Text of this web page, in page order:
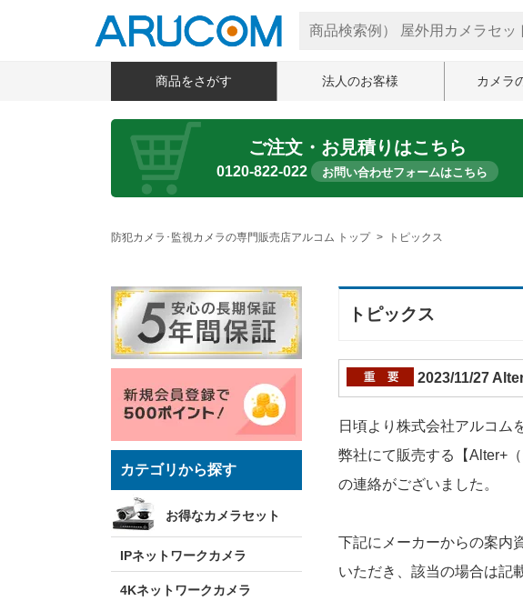
商品をさがす 法人のお客様 カメラ
ご注文・お見積りはこちら
0120-822-022 お問い合わせフォームはこちら
防犯カメラ･監視カメラの専門販売店アルコム トップ トピックス
カテゴリから探す
お得なカメラセット
IPネットワークカメラ
4Kネットワークカメラ
トピックス
2023/11/27
日頃より株式会社アルコム
弊社にて販売する【Alter+
の連絡がございました。
下記にメーカーからの案内
いただき、該当の場合は記